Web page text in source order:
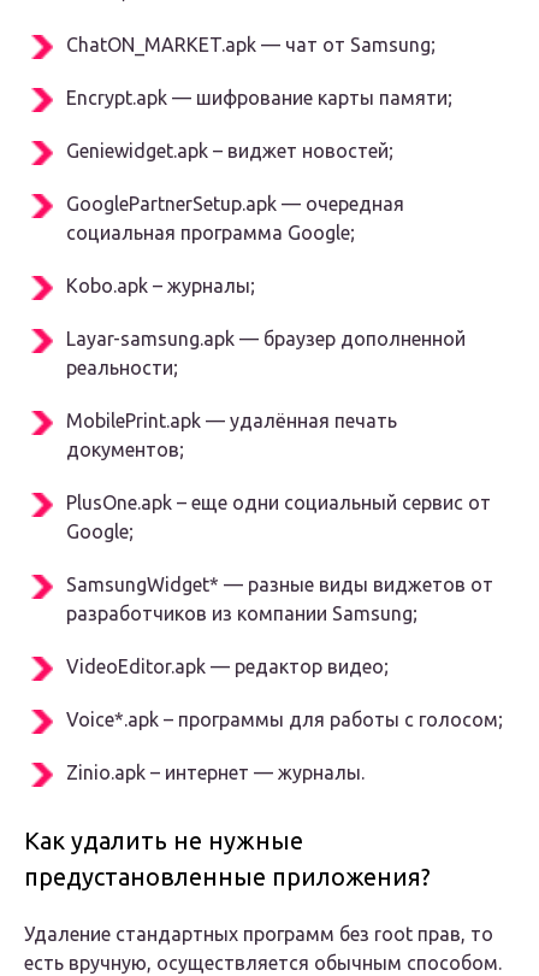
ChatON_MARKET.apk — чат от Samsung;
Encrypt.apk — шифрование карты памяти;
Geniewidget.apk – виджет новостей;
GooglePartnerSetup.apk — очередная
социальная программа Google;
Kobo.apk – журналы;
Layar-samsung.apk — браузер дополненной
реальности;
MobilePrint.apk — удалённая печать
документов;
PlusOne.apk – еще одни социальный сервис от
Google;
SamsungWidget* — разные виды виджетов от
разработчиков из компании Samsung;
VideoEditor.apk — редактор видео;
Voice*.apk – программы для работы с голосом;
Zinio.apk – интернет — журналы.
Как удалить не нужные
предустановленные приложения?
Удаление стандартных программ без root прав, то
есть вручную, осуществляется обычным способом.